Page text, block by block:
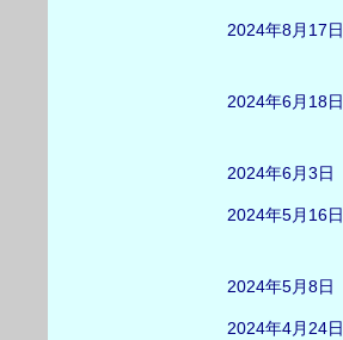
2024年8月17日
2024年6月18日
2024年6月3日
2024年5月16日
2024年5月8日
2024年4月24日